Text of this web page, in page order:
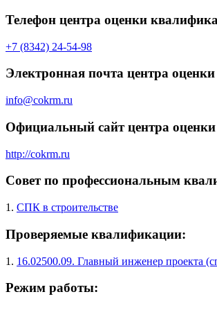
Телефон центра оценки
+7 (8342) 24-54-98
Электронная почта центра
info@cokrm.ru
Официальный сайт центра
http://cokrm.ru
Совет по профессиональным
1. СПК в строительстве
Проверяемые квалификации:
1. 16.02500.09. Главный инженер проекта
Режим работы: